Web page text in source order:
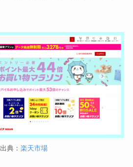
出典： 楽天市場